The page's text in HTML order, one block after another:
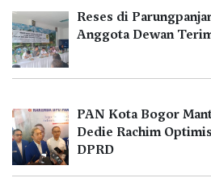
Reses di
Anggota Dewan
PAN Kota Bogor
Dedie Rachim
DPRD